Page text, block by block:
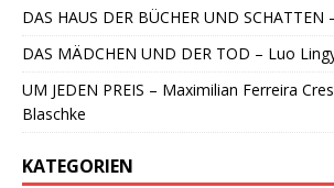
DAS HAUS DER BÜCHER UND SCHATTEN
DAS MÄDCHEN UND DER TOD – Luo
UM JEDEN PREIS – Maximilian Ferreira
Blaschke
KATEGORIEN